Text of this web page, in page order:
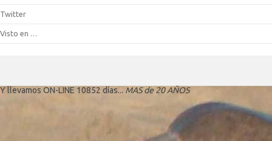
Twitter
Visto en …
Y llevamos ON-LINE 10852 días... MAS de 20 AÑOS